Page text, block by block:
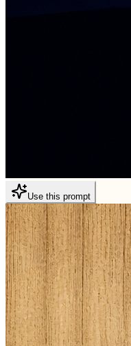
Use this prompt